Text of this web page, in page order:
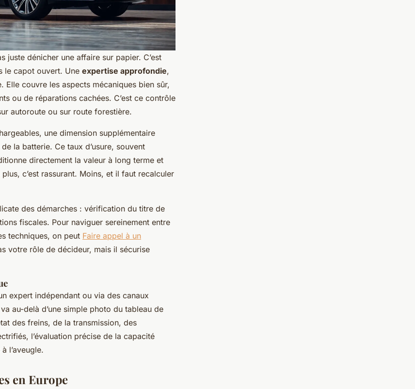
juste dénicher une affaire sur papier. C’est
le capot ouvert. Une expertise approfondie,
Elle couvre les aspects mécaniques bien sûr,
ou de réparations cachées. C’est ce contrôle
autoroute ou sur route forestière.
une dimension supplémentaire
de la batterie. Ce taux d’usure, souvent
directement la valeur à long terme et
c’est rassurant. Moins, et il faut recalculer
des démarches : vérification du titre de
fiscales. Pour naviguer sereinement entre
techniques, on peut Faire appel à un
votre rôle de décideur, mais il sécurise
expert indépendant ou via des canaux
au-delà d’une simple photo du tableau de
des freins, de la transmission, des
l’évaluation précise de la capacité
l’aveugle.
en Europe